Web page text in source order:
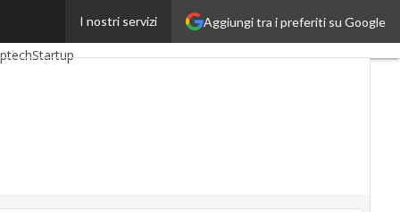
Aggiungi tra i preferiti su Google
I nostri servizi
InsuranceUp
Startup